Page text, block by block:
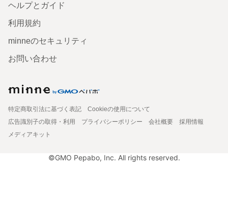
ヘルプとガイド
利用規約
minneのセキュリティ
お問い合わせ
特定商取引法に基づく表記
Cookieの使用について
広告識別子の取得・利用
プライバシーポリシー 会社概要
採用情報
メディアキット
©GMO Pepabo, Inc. All rights reserved.